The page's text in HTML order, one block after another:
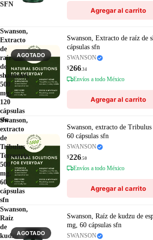
SFN
Agregar al carrito
Swanson,
Extracto
de
raíz
de
shatavari,
500
mg,
120
cápsulas
sfn
AGOTADO
Swanson, Extracto de raíz de
cápsulas sfn
SWANSON
$266.34
Envíos a todo México
Agregar al carrito
Swanson,
extracto
de
Tribulus
Terrestris,
500
mg,
60
cápsulas
sfn
Swanson, extracto de
60 cápsulas sfn
SWANSON
$226.50
Envíos a todo México
Agregar al carrito
Swanson,
Raíz
de
kudzuAGOTADO
Swanson, Raíz de kudzu de
mg, 60 cápsulas sfn
SWANSON